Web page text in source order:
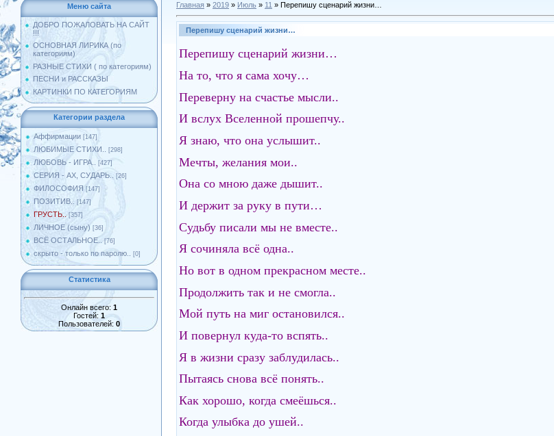
Меню сайта
ДОБРО ПОЖАЛОВАТЬ НА САЙТ
!!!
ОСНОВНАЯ ЛИРИКА (по
категориям)
РАЗНЫЕ СТИХИ ( по категориям)
ПЕСНИ и РАССКАЗЫ
КАРТИНКИ ПО КАТЕГОРИЯМ
Категории раздела
Аффирмации [147]
ЛЮБИМЫЕ СТИХИ.. [298]
ЛЮБОВЬ - ИГРА.. [427]
СЕРИЯ - АХ, СУДАРЬ.. [26]
ФИЛОСОФИЯ [147]
ПОЗИТИВ.. [147]
ГРУСТЬ.. [357]
ЛИЧНОЕ (сыну) [36]
ВСЁ ОСТАЛЬНОЕ.. [76]
скрыто - только по паролю.. [0]
Статистика
Онлайн всего: 1
Гостей: 1
Пользователей: 0
Главная » 2019 » Июль » 11 » Перепишу сценарий жизни…
Перепишу сценарий жизни…
Перепишу сценарий жизни…
На то, что я сама хочу…
Переверну на счастье мысли..
И вслух Вселенной прошепчу..
Я знаю, что она услышит..
Мечты, желания мои..
Она со мною даже дышит..
И держит за руку в пути…
Судьбу писали мы не вместе..
Я сочиняла всё одна..
Но вот в одном прекрасном месте..
Продолжить так и не смогла..
Мой путь на миг остановился..
И повернул куда-то вспять..
Я в жизни сразу заблудилась..
Пытаясь снова всё понять..
Как хорошо, когда смеёшься..
Когда улыбка до ушей..